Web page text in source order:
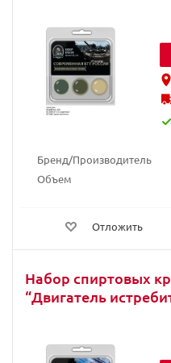
Бренд/Производитель
Объем
Отложить
Набор спиртовых
“Двигатель